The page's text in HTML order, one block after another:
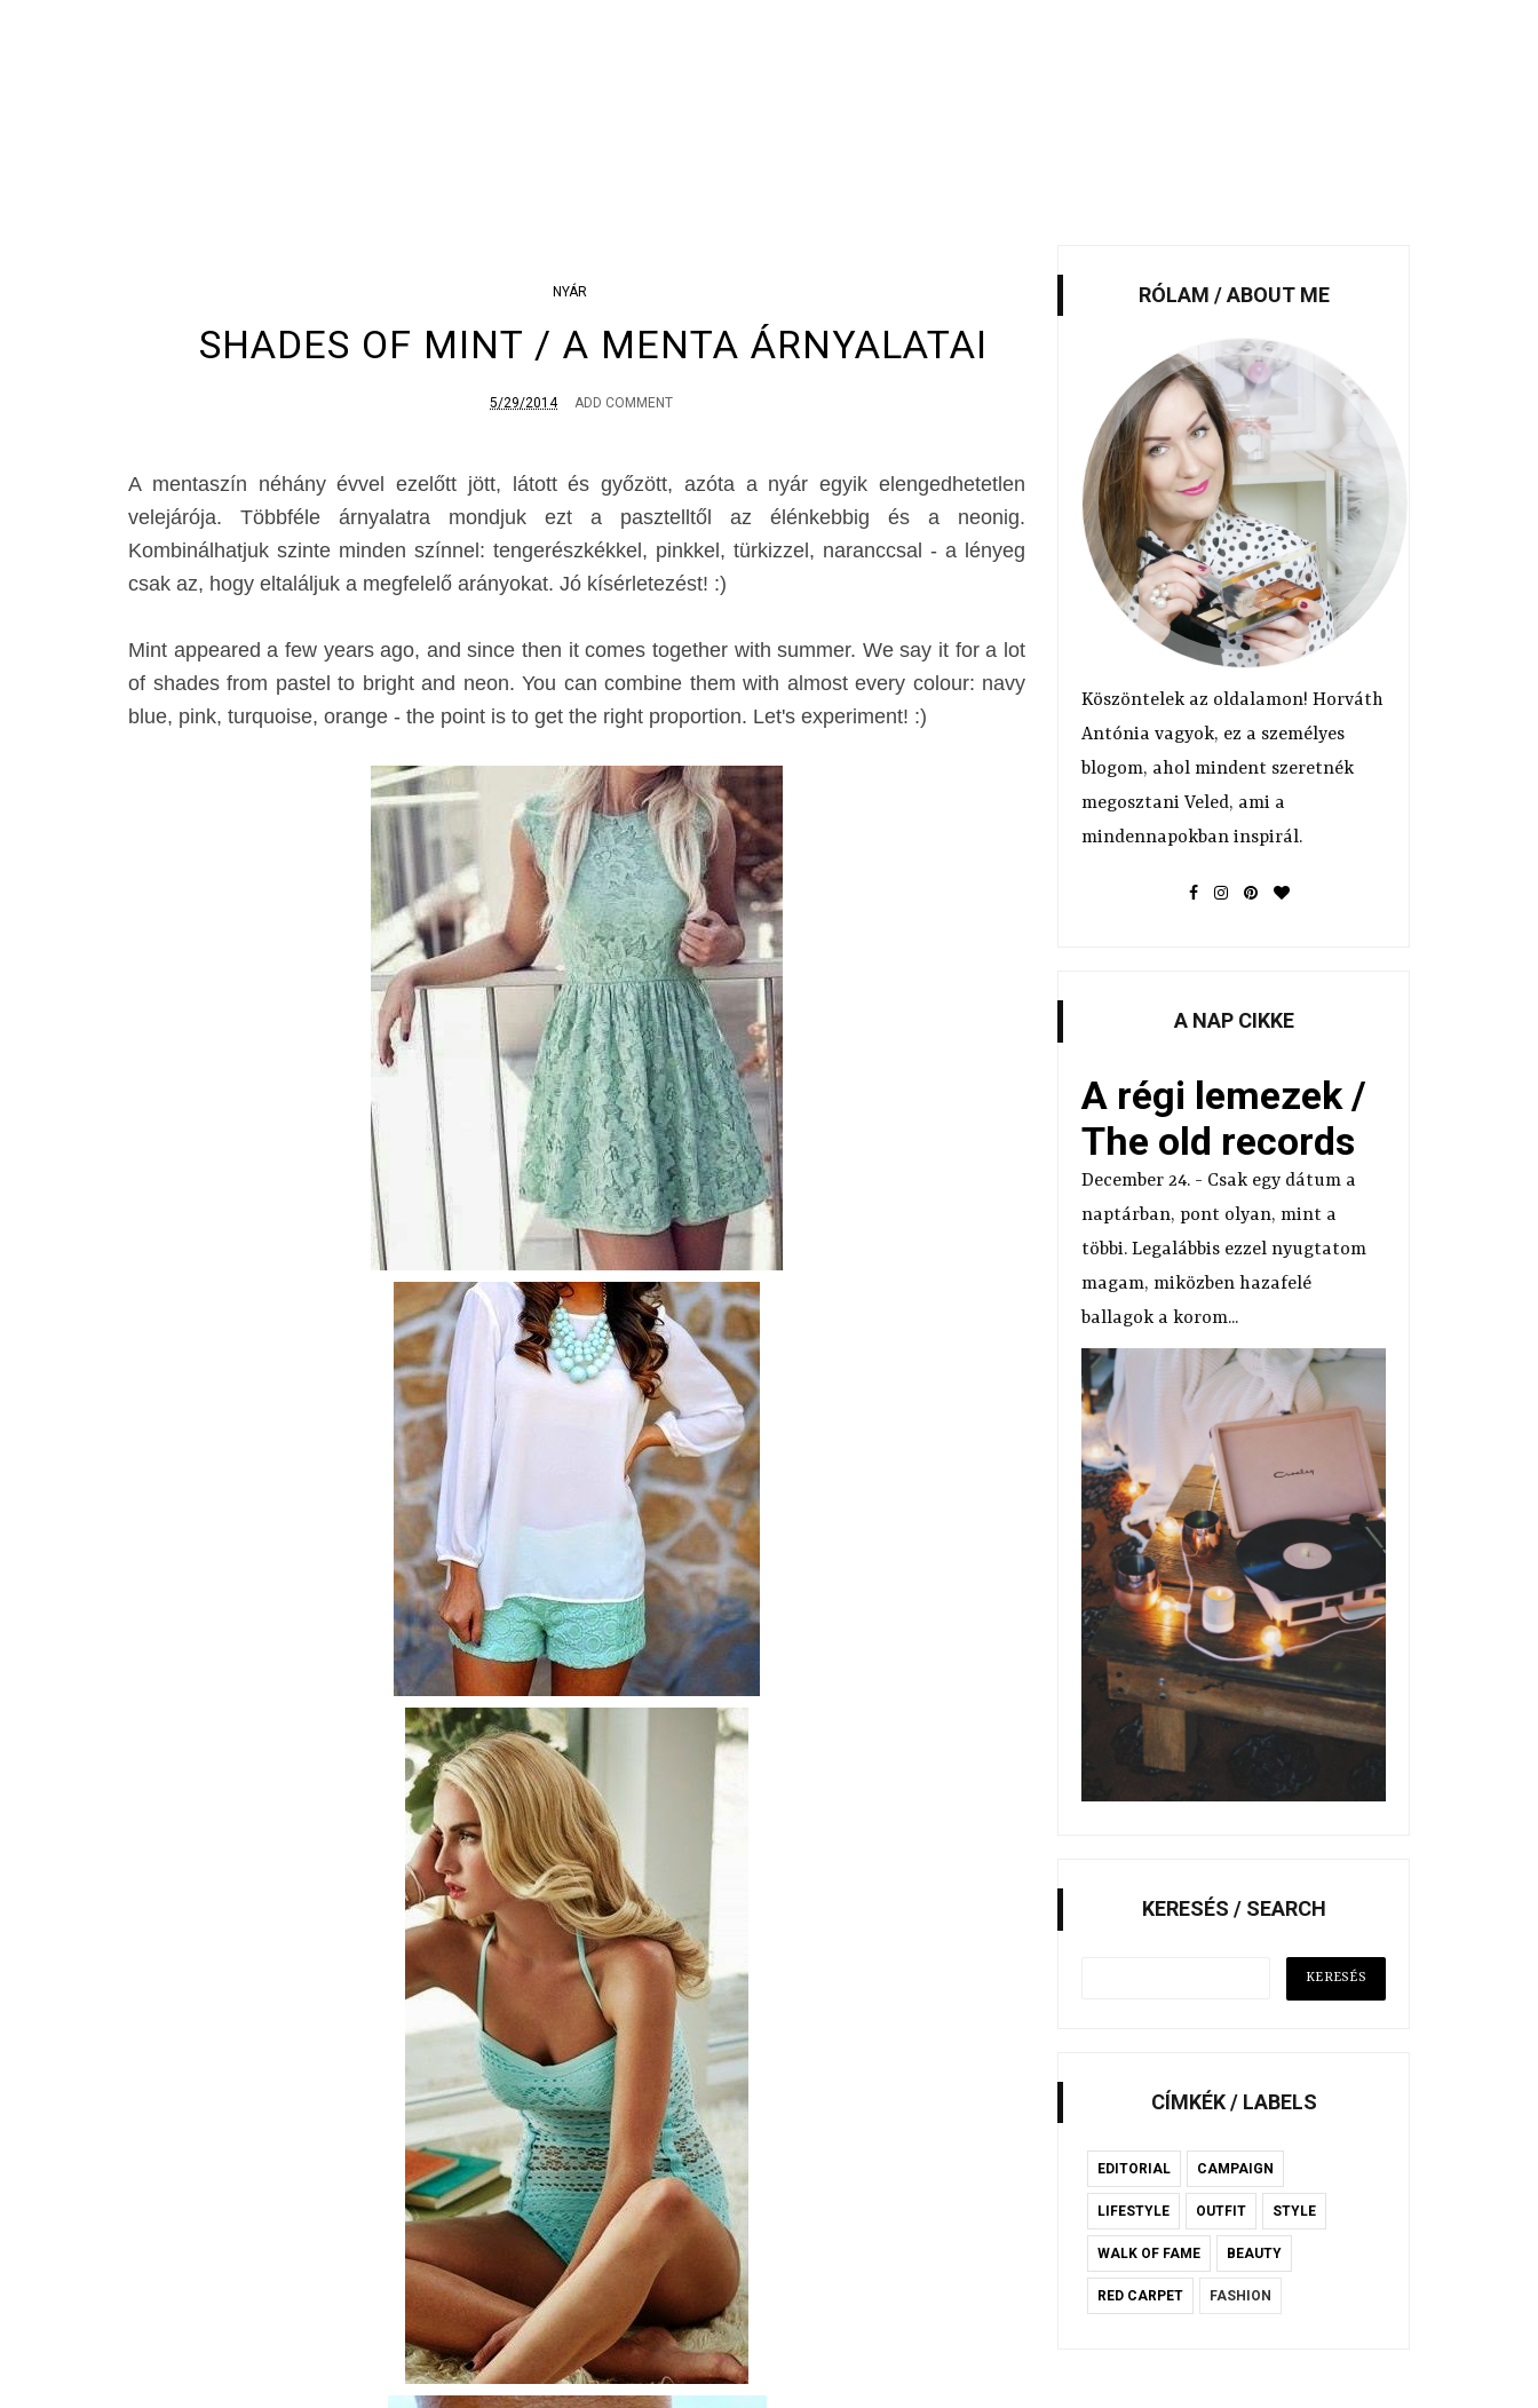
NYÁR
SHADES OF MINT / A MENTA ÁRNYALATAI
5/29/2014 ADD COMMENT
A mentaszín néhány évvel ezelőtt jött, látott és győzött, azóta a nyár egyik elengedhetetlen
velejárója. Többféle árnyalatra mondjuk ezt a pasztelltől az élénkebbig és a neonig.
Kombinálhatjuk szinte minden színnel: tengerészkékkel, pinkkel, türkizzel, naranccsal - a lényeg
csak az, hogy eltaláljuk a megfelelő arányokat. Jó kísérletezést! :)
Mint appeared a few years ago, and since then it comes together with summer. We say it for a lot
of shades from pastel to bright and neon. You can combine them with almost every colour: navy
blue, pink, turquoise, orange - the point is to get the right proportion. Let's experiment! :)
RÓLAM / ABOUT ME
Köszöntelek az oldalamon! Horváth
Antónia vagyok, ez a személyes
blogom, ahol mindent szeretnék
megosztani Veled, ami a
mindennapokban inspirál.
A NAP CIKKE
A régi lemezek /
The old records
December 24. - Csak egy dátum a
naptárban, pont olyan, mint a
többi. Legalábbis ezzel nyugtatom
magam, miközben hazafelé
ballagok a korom...
KERESÉS / SEARCH
CÍMKÉK / LABELS
EDITORIAL CAMPAIGN
LIFESTYLE OUTFIT STYLE
WALK OF FAME BEAUTY
RED CARPET FASHION